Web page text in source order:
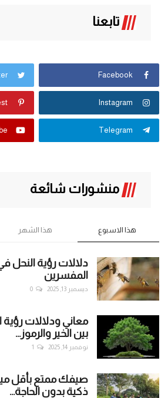
تابعنا
Facebook
Instagram
Telegram
منشورات شائعة
هذا الاسبوع هذا الشهر
دلالات رؤية النحل في
المفسرين
ديسمبر 13, 2025 0
معاني ودلالات رؤية
بين الخير والرموز...
نوفمبر 14, 2025 1
ذكية بدون الحاجة...